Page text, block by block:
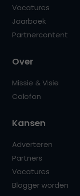
Vacatures
Jaarboek
Partnercontent
Over
Missie & Visie
Colofon
Kansen
Adverteren
Partners
Vacatures
Blogger worden